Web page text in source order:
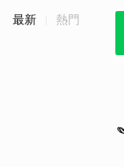
最新 熱門